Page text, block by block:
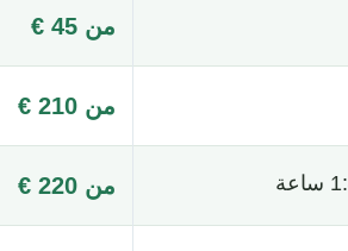
من 45 €
من 210 €
من 220 €